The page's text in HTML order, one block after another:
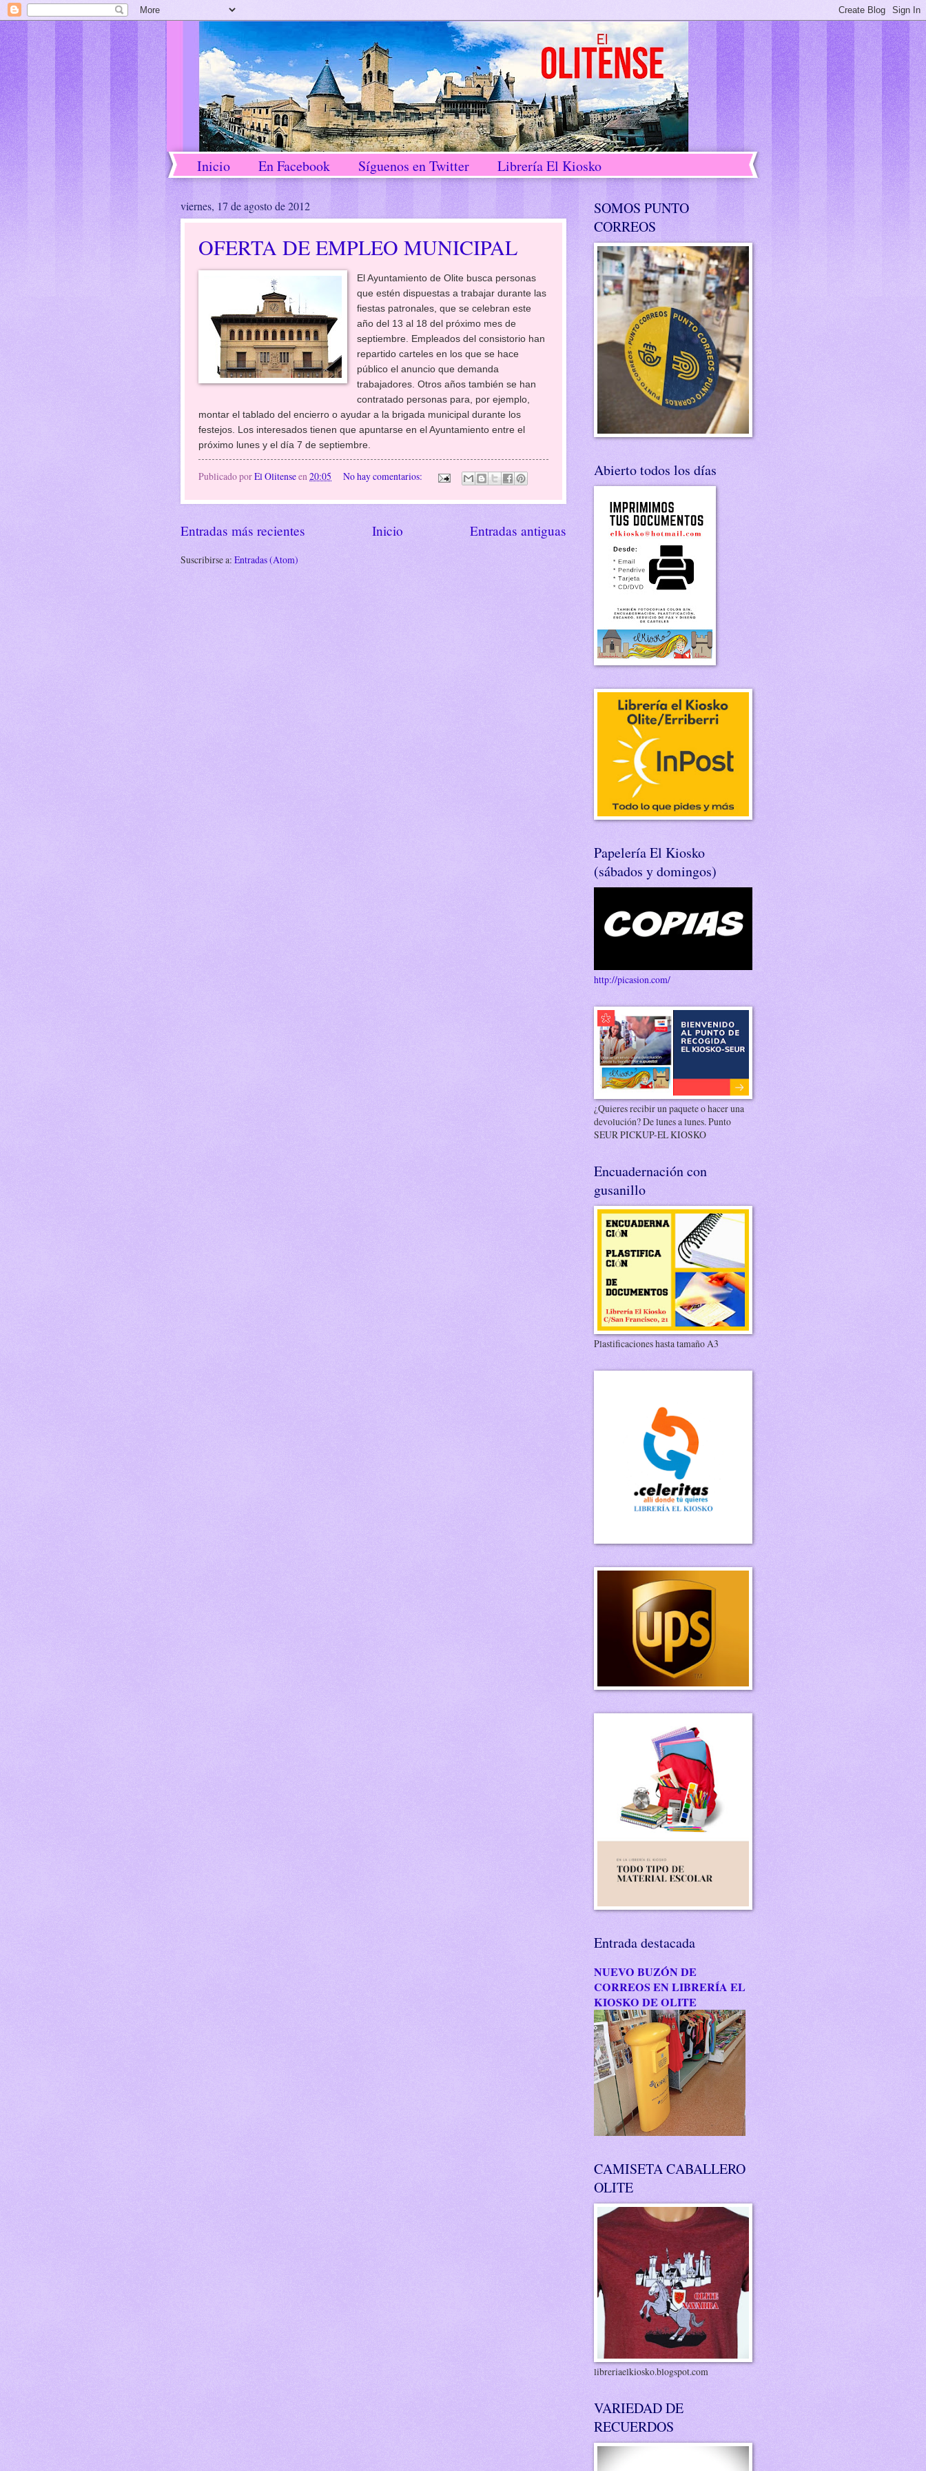
Inicio En Facebook Síguenos en Twitter Librería El Kiosko
viernes, 17 de agosto de 2012
OFERTA DE EMPLEO MUNICIPAL
El Ayuntamiento de Olite busca personas
que estén dispuestas a trabajar durante las
fiestas patronales, que se celebran este
año del 13 al 18 del próximo mes de
septiembre. Empleados del consistorio han
repartido carteles en los que se hace
público el anuncio que demanda
trabajadores. Otros años también se han
contratado personas para, por ejemplo,
montar el tablado del encierro o ayudar a la brigada municipal durante los
festejos. Los interesados tienen que apuntarse en el Ayuntamiento entre el
próximo lunes y el día 7 de septiembre.
Publicado porEl Olitenseen20:05 No hay comentarios:
Entradas más recientes Entradas antiguas
Inicio
Suscribirse a: Entradas (Atom)
SOMOS PUNTO
CORREOS
Abierto todos los días
Papelería El Kiosko
(sábados y domingos)
http://picasion.com/
¿Quieres recibir un paquete o hacer una
devolución? De lunes a lunes. Punto
SEUR PICKUP-EL KIOSKO
Encuadernación con
gusanillo
Plastificaciones hasta tamaño A3
Entrada destacada
NUEVO BUZÓN DE
CORREOS EN LIBRERÍA EL
KIOSKO DE OLITE
CAMISETA CABALLERO
OLITE
libreriaelkiosko.blogspot.com
VARIEDAD DE
RECUERDOS